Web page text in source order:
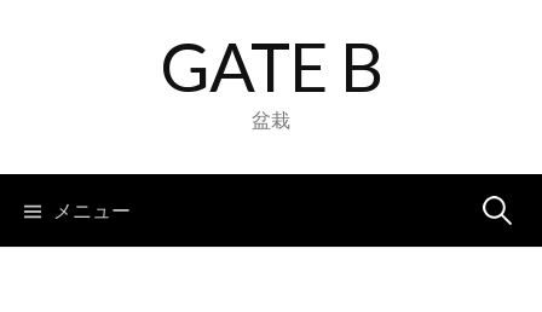
キ
GATE B
盆栽
メニュー 検